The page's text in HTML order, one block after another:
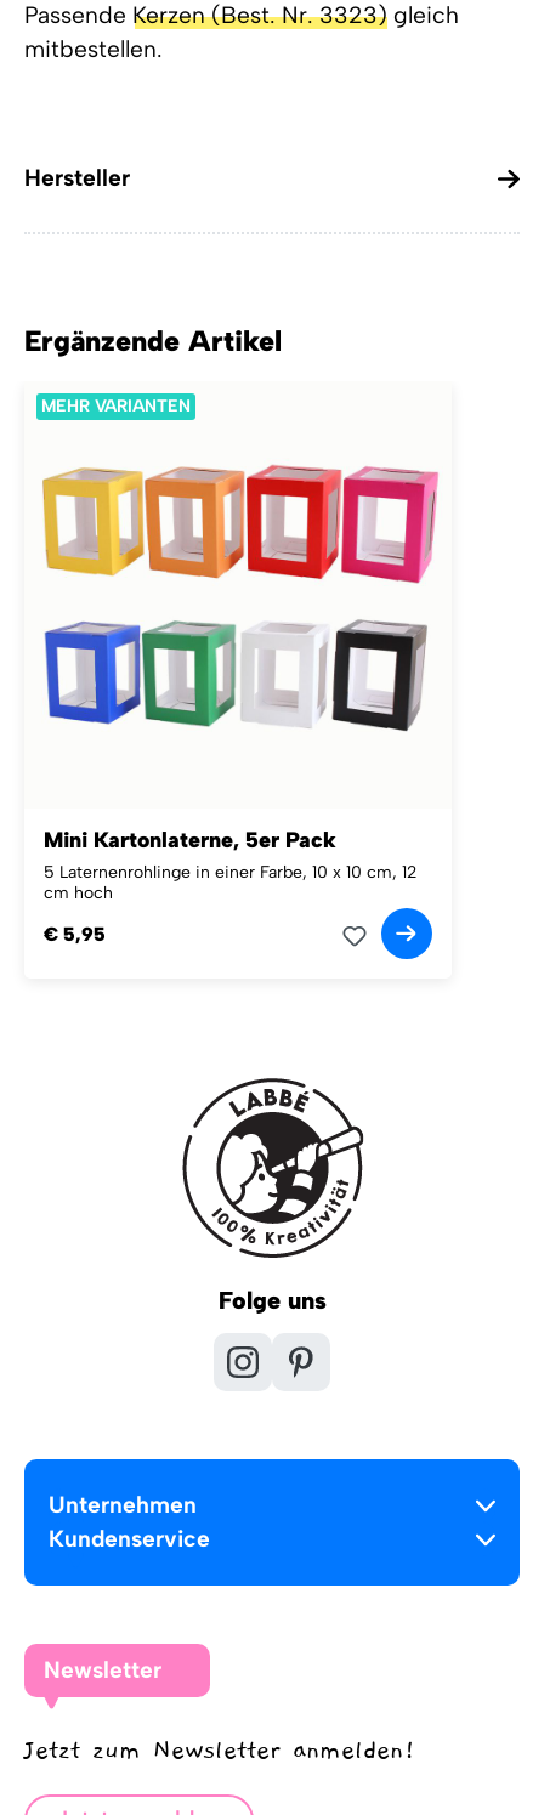
Passende Kerzen (Best. Nr. 3323) gleich
mitbestellen.
Hersteller
Ergänzende Artikel
MEHR VARIANTEN
Mini Kartonlaterne, 5er Pack
5 Laternenrohlinge in einer Farbe, 10 x 10 cm, 12
cm hoch
€ 5,95
Folge uns
Unternehmen
Kundenservice
Newsletter
Jetzt zum Newsletter anmelden!